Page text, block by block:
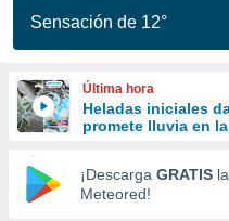
a este
las
y
forma
digital
basada
Sensación de 12°
Última hora
Heladas iniciales
promete lluvia en
¡Descarga GRATIS
Meteored!